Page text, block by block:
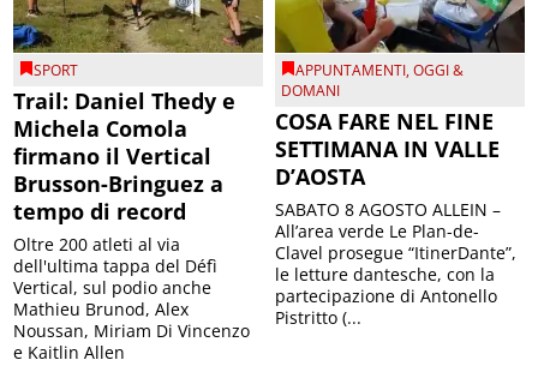
SPORT
Trail: Daniel Thedy e
Michela Comola
firmano il Vertical
Brusson-Bringuez a
tempo di record
Oltre 200 atleti al via
dell'ultima tappa del Défì
Vertical, sul podio anche
Mathieu Brunod, Alex
Noussan, Miriam Di Vincenzo
e Kaitlin Allen
APPUNTAMENTI,OGGI &
DOMANI
COSA FARE NEL FINE
SETTIMANA IN VALLE
D’AOSTA
SABATO 8 AGOSTO ALLEIN –
All’area verde Le Plan-de-
Clavel prosegue “ItinerDante”,
le letture dantesche, con la
partecipazione di Antonello
Pistritto (...